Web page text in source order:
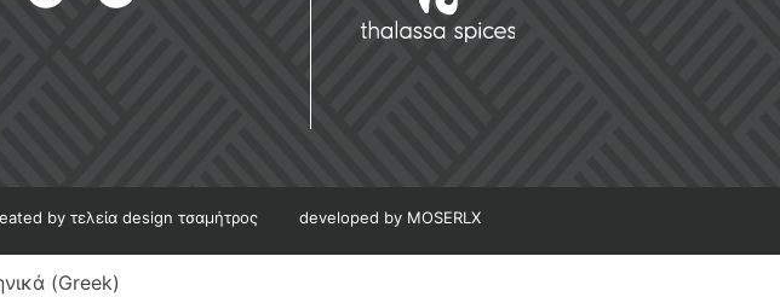
by τελεία design τσαμήτρος developed by MOSERLX
(Greek)